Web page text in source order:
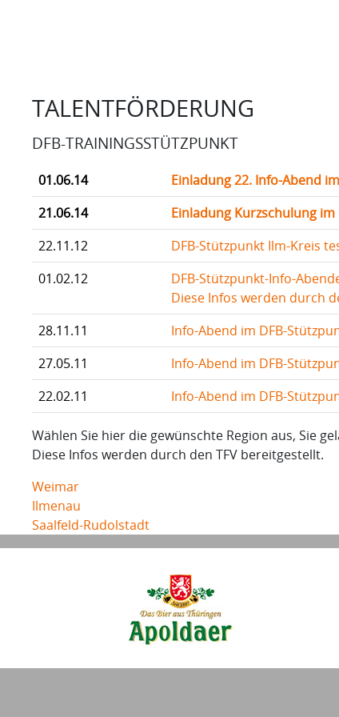
TALENTFÖRDERUNG
DFB-TRAININGSSTÜTZPUNKT
01.06.14
Einladung 22. Info-Abend
21.06.14
Einladung Kurzschulung
22.11.12
DFB-Stützpunkt Ilm-Kreis
01.02.12
DFB-Stützpunkt-Info-
Diese Infos werden durch
28.11.11
Info-Abend im DFB-
27.05.11
Info-Abend im DFB-
22.02.11
Info-Abend im DFB-
Wählen Sie hier die gewünschte Region aus, Sie
Diese Infos werden durch den TFV bereitgestellt.
Weimar
Ilmenau
Saalfeld-Rudolstadt